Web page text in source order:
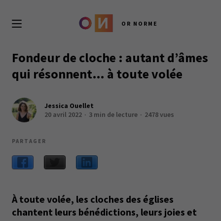
OR NORME
Fondeur de cloche : autant d’âmes
qui résonnent… à toute volée
Jessica Ouellet
20 avril 2022
3 min de lecture 2478 vues
PARTAGER
À toute volée, les cloches des églises
chantent leurs bénédictions, leurs joies et